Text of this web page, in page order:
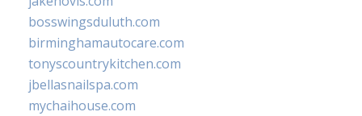
bosswingsduluth.com
birminghamautocare.com
tonyscountrykitchen.com
jbellasnailspa.com
mychaihouse.com